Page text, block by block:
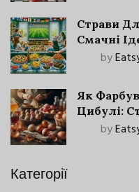
Страви
Смачні
by
Як
Цибулі:
by
Категорії